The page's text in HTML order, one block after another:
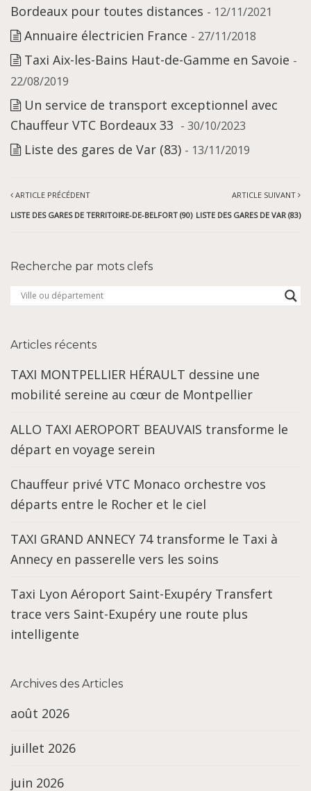
Bordeaux pour toutes distances - 12/11/2021
Annuaire électricien France - 27/11/2018
Taxi Aix-les-Bains Haut-de-Gamme en Savoie -
22/08/2019
Un service de transport exceptionnel avec
Chauffeur VTC Bordeaux 33 - 30/10/2023
Liste des gares de Var (83) - 13/11/2019
ARTICLE PRÉCÉDENT
LISTE DES GARES DE TERRITOIRE-DE-BELFORT (90)
ARTICLE SUIVANT
LISTE DES GARES DE VAR (83)
Recherche par mots clefs
Articles récents
TAXI MONTPELLIER HÉRAULT dessine une
mobilité sereine au cœur de Montpellier
ALLO TAXI AEROPORT BEAUVAIS transforme le
départ en voyage serein
Chauffeur privé VTC Monaco orchestre vos
départs entre le Rocher et le ciel
TAXI GRAND ANNECY 74 transforme le Taxi à
Annecy en passerelle vers les soins
Taxi Lyon Aéroport Saint-Exupéry Transfert
trace vers Saint-Exupéry une route plus
intelligente
Archives des Articles
août 2026
juillet 2026
juin 2026